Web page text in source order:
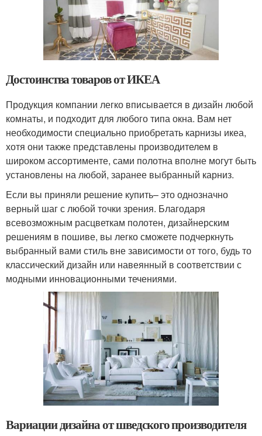
Достоинства товаров от ИКЕА
Продукция компании легко вписывается в дизайн любой
комнаты, и подходит для любого типа окна. Вам нет
необходимости специально приобретать карнизы икеа,
хотя они также представлены производителем в
широком ассортименте, сами полотна вполне могут быть
установлены на любой, заранее выбранный карниз.
Если вы приняли решение купить– это однозначно
верный шаг с любой точки зрения. Благодаря
всевозможным расцветкам полотен, дизайнерским
решениям в пошиве, вы легко сможете подчеркнуть
выбранный вами стиль вне зависимости от того, будь то
классический дизайн или навеянный в соответствии с
модными инновационными течениями.
Вариации дизайна от шведского производителя